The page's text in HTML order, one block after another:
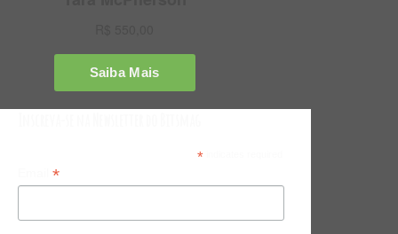
*indicates required
*